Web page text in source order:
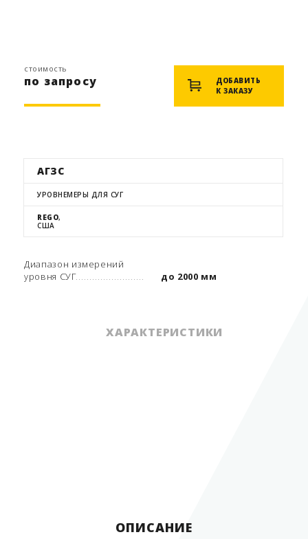
стоимость
по запросу
ДОБАВИТЬ
К ЗАКАЗУ
АГЗС
УРОВНЕМЕРЫ ДЛЯ СУГ
REGO,
США
Диапазон измерений
уровня СУГ
до 2000 мм
ХАРАКТЕРИСТИКИ
ОПИСАНИЕ